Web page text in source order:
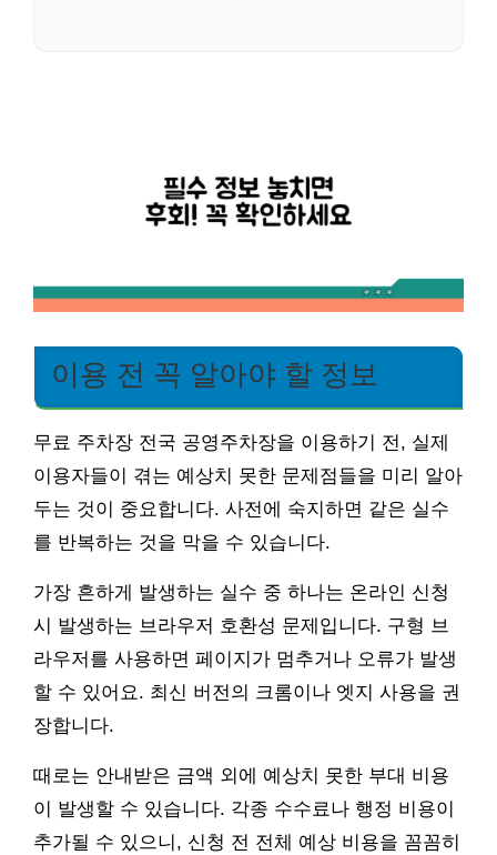
이용 전 꼭 알아야 할 정보
무료 주차장 전국 공영주차장을 이용하기 전, 실제
이용자들이 겪는 예상치 못한 문제점들을 미리 알아
두는 것이 중요합니다. 사전에 숙지하면 같은 실수
를 반복하는 것을 막을 수 있습니다.
가장 흔하게 발생하는 실수 중 하나는 온라인 신청
시 발생하는 브라우저 호환성 문제입니다. 구형 브
라우저를 사용하면 페이지가 멈추거나 오류가 발생
할 수 있어요. 최신 버전의 크롬이나 엣지 사용을 권
장합니다.
때로는 안내받은 금액 외에 예상치 못한 부대 비용
이 발생할 수 있습니다. 각종 수수료나 행정 비용이
추가될 수 있으니, 신청 전 전체 예상 비용을 꼼꼼히